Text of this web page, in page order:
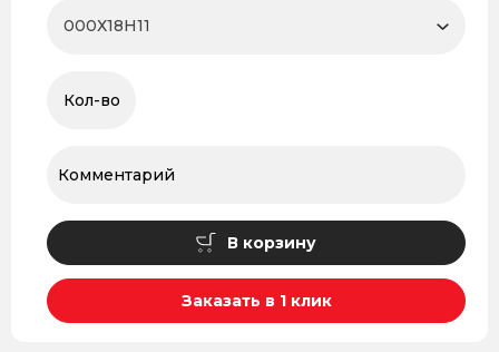
В корзину
Заказать в 1 клик